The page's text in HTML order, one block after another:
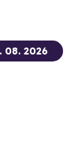
08. 2026